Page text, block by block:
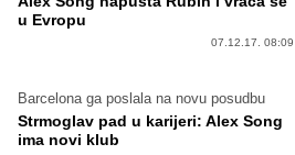
u Evropu
07.12.17. 08:09
Barcelona ga poslala na novu posudbu
Strmoglav pad u karijeri: Alex Song
ima novi klub